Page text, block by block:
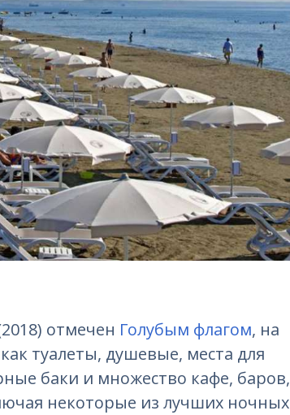
отмечен Голубым флагом, на
туалеты, душевые, места для
баки и множество кафе, баров,
некоторые из лучших ночных